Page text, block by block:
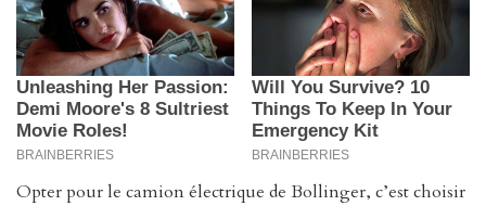
Opter pour le camion électrique de Bollinger, c’est choisir